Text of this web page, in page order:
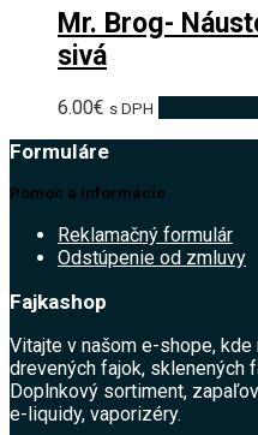
Mr. Brog-
sivá
6.00€ s DPH
Formuláre
Pomoc a informácie
Reklamačný formulár
Odstúpenie od zmluvy
Fajkashop
Vitajte v našom e-shope,
drevených fajok, sklenených
Doplnkový sortiment,
e-liquidy, vaporizéry.